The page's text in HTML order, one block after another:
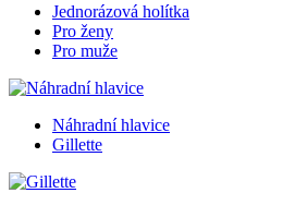
Jednorázová holítka
Pro ženy
Pro muže
Náhradní hlavice
Gillette